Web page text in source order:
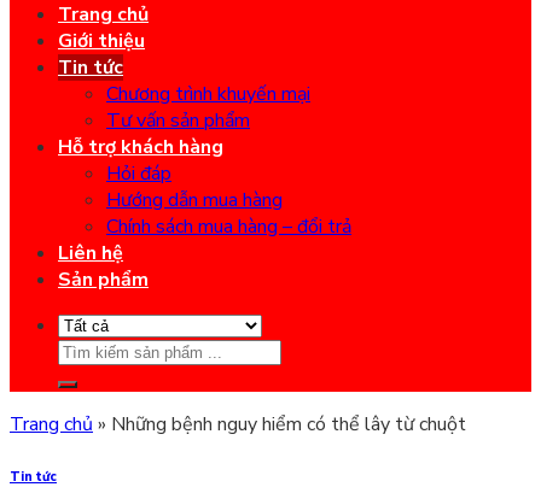
Trang chủ
Giới thiệu
Tin tức
Chương trình khuyến mại
Tư vấn sản phẩm
Hỗ trợ khách hàng
Hỏi đáp
Hướng dẫn mua hàng
Chính sách mua hàng – đổi trả
Liên hệ
Sản phẩm
Search
for:
Trang chủ » Những bệnh nguy hiểm có thể lây từ chuột
Tin tức